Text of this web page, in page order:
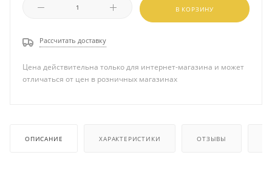
В КОРЗИНУ
Рассчитать доставку
Цена действительна только для интернет-магазина и может
отличаться от цен в розничных магазинах
ОПИСАНИЕ ХАРАКТЕРИСТИКИ ОТЗЫВЫ